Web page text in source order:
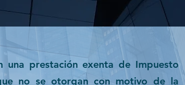
una prestación exenta de Impuesto
no se otorgan con motivo de la